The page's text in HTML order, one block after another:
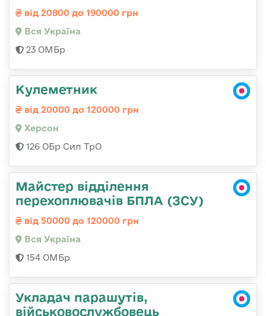
від 20800 до 190000 грн
Вся Україна
23 ОМБр
Кулеметник
від 20000 до 120000 грн
Херсон
126 ОБр Сил ТрО
Майстер відділення
перехоплювачів БПЛА (ЗСУ)
від 50000 до 120000 грн
Вся Україна
154 ОМБр
Укладач парашутів,
військовослужбовець